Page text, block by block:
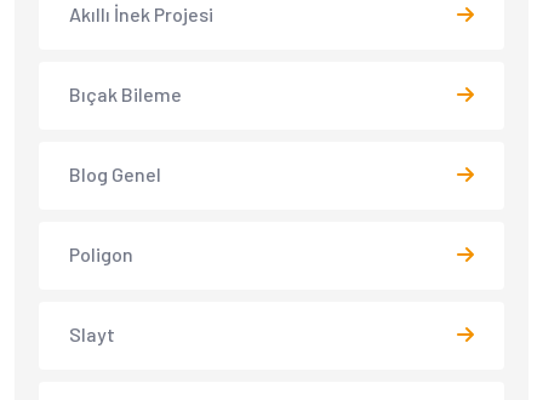
Akıllı İnek Projesi
Bıçak Bileme
Blog Genel
Poligon
Slayt